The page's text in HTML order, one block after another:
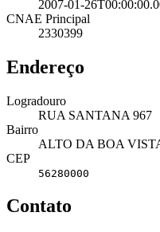
2007-01-
CNAE Principal
2330399
Endereço
Logradouro
RUA SANTANA 967
Bairro
ALTO DA BOA
CEP
56280000
Contato